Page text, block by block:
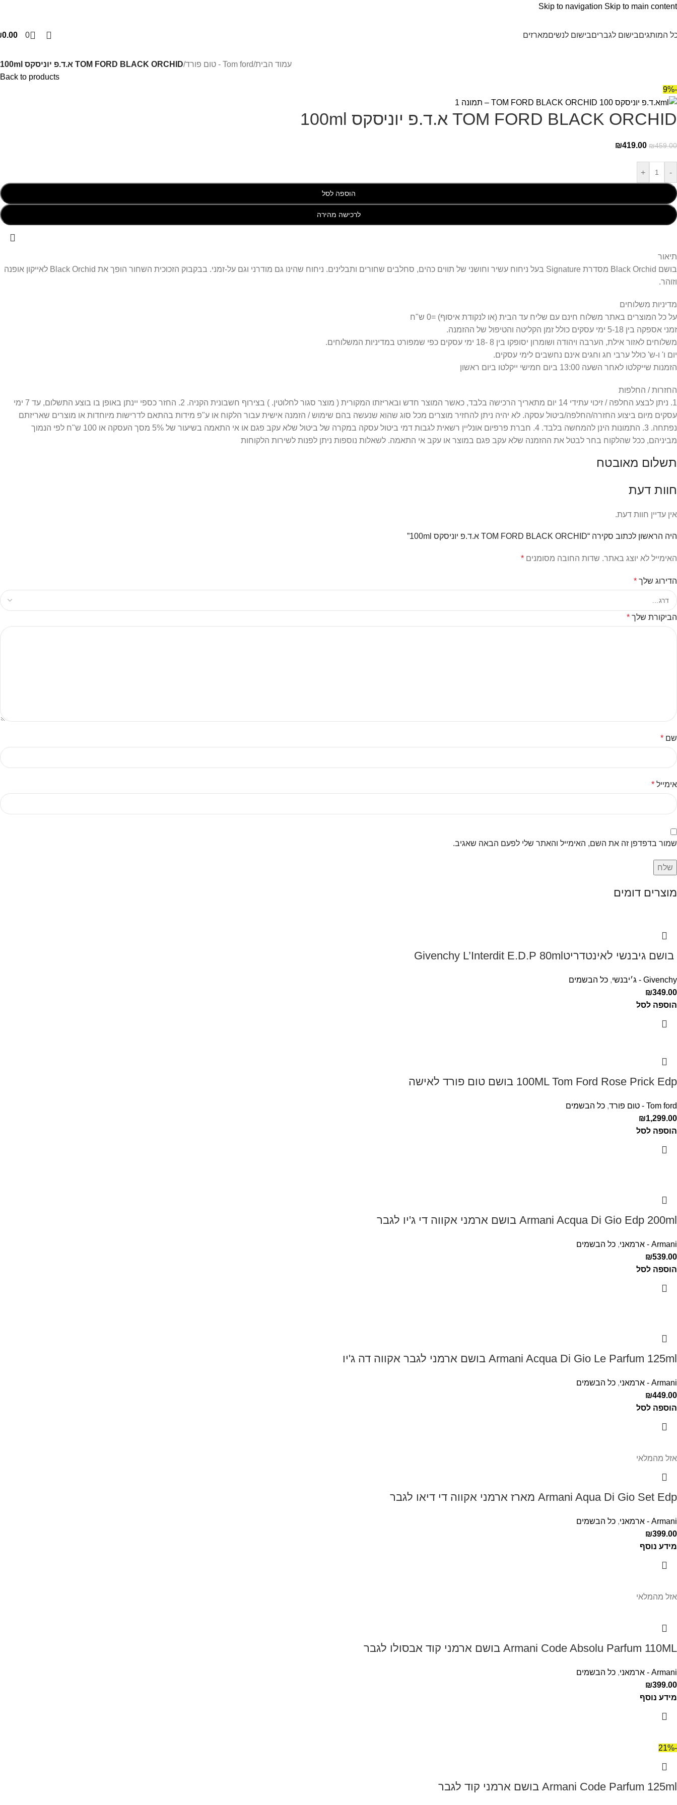
Skip to navigation Skip to main content
המותגיםבישום לגבריםבישום לנשיםמארזים 0
0.00
עמוד הבית/Tom ford - טום פורד /TOM FORD BLACK ORCHID א.ד.פ יוניסקס 100ml
Back to products
-9%
TOM FORD BLACK ORCHID א.ד.פ יוניסקס 100ml
₪459.00
₪419.00
-
+
הוספה לסל
לרכישה מהירה
תיאור
בושם Black Orchid מסדרת Signature בעל ניחוח עשיר וחושני של תווים כהים, סחלבים שחורים ותבלינים. ניחוח שהינו גם מודרני וגם על-זמני. בבקבוק הזכוכית השחור הופך את Black Orchid לאייקון אופנה
וזוהר.
מדיניות משלוחים
על כל המוצרים באתר משלוח חינם עם שליח עד הבית (או לנקודת איסוף) =0 ש"ח
זמני אספקה בין 5-18 ימי עסקים כולל זמן הקליטה והטיפול של ההזמנה.
משלוחים לאזור אילת, הערבה ויהודה ושומרון יסופקו בין 8 -18 ימי עסקים כפי שמפורט במדיניות המשלוחים.
יום ו' ו-ש' כולל ערבי חג וחגים אינם נחשבים לימי עסקים.
הזמנות שייקלטו לאחר השעה 13:00 ביום חמישי ייקלטו ביום ראשון
החזרות / החלפות
1. ניתן לבצע החלפה / זיכוי עתידי 14 יום מתאריך הרכישה בלבד, כאשר המוצר חדש ובאריזתו המקורית ( מוצר סגור לחלוטין. ) בצירוף חשבונית הקניה. 2. החזר כספי יינתן באופן בו בוצע התשלום, עד 7 ימי
עסקים מיום ביצוע החזרה/החלפה/ביטול עסקה. לא יהיה ניתן להחזיר מוצרים מכל סוג שהוא שנעשה בהם שימוש / הזמנה אישית עבור הלקוח או ע"פ מידות בהתאם לדרישות מיוחדות או מוצרים שאריזתם
נפתחה. 3. התמונות הינן להמחשה בלבד. 4. חברת פרפיום אונליין רשאית לגבות דמי ביטול עסקה במקרה של ביטול שלא עקב פגם או אי התאמה בשיעור של 5% מסך העסקה או 100 ש"ח לפי הנמוך
מביניהם, ככל שהלקוח בחר לבטל את ההזמנה שלא עקב פגם במוצר או עקב אי התאמה. לשאלות נוספות ניתן לפנות לשירות הלקוחות
תשלום מאובטח
חוות דעת
אין עדיין חוות דעת.
היה הראשון לכתוב סקירה “TOM FORD BLACK ORCHID א.ד.פ יוניסקס 100ml”
האימייל לא יוצג באתר. שדות החובה מסומנים *
הדירוג שלך *
הביקורת שלך *
שם *
אימייל *
שמור בדפדפן זה את השם, האימייל והאתר שלי לפעם הבאה שאגיב.
מוצרים דומים
‏ בושם גיבנשי לאינטדריטGivenchy L’Interdit E.D.P 80ml ‏
Givenchy - ג׳יבנשי , כל הבשמים
₪349.00
הוספה לסל
100ML Tom Ford Rose Prick Edp בושם טום פורד לאישה
Tom ford - טום פורד , כל הבשמים
₪1,299.00
הוספה לסל
Armani Acqua Di Gio Edp 200ml בושם ארמני אקווה די ג'יו לגבר
Armani - ארמאני , כל הבשמים
₪539.00
הוספה לסל
Armani Acqua Di Gio Le Parfum 125ml בושם ארמני לגבר אקווה דה ג'יו
Armani - ארמאני , כל הבשמים
₪449.00
הוספה לסל
אזל מהמלאי
Armani Aqua Di Gio Set Edp מארז ארמני אקווה די דיאו לגבר
Armani - ארמאני , כל הבשמים
₪399.00
מידע נוסף
אזל מהמלאי
Armani Code Absolu Parfum 110ML בושם ארמני קוד אבסולו לגבר
Armani - ארמאני , כל הבשמים
₪399.00
מידע נוסף
-21%
Armani Code Parfum 125ml בושם ארמני קוד לגבר